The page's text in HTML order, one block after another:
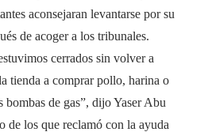
aconsejaran levantarse por su
de acoger a los tribunales.
cerrados sin volver a
tienda a comprar pollo, harina o
de gas”, dijo Yaser Abu
de los que reclamó con la ayuda